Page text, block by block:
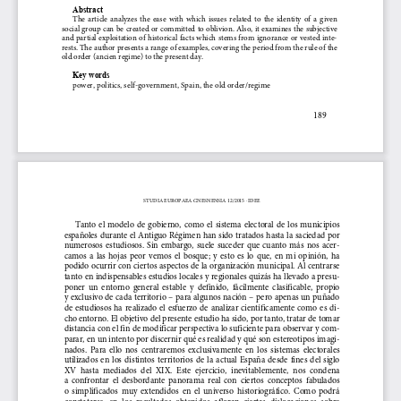
189
Abstract
The  article  analyzes  the  ease  with  which  issues  related  to  the  identity  of  a  given
social group can be created or committed to oblivion. Also, it examines the subjective
and partial exploitation of historical facts  which  stems  from  ignorance  or  vested  inte-
rests. The author presents a range of examples, covering the period from the rule of the
old order (ancien regime) to the present day.
Key words
power, politics, self-government, Spain, the old order/regime
STUDIA EUROPAEA GNESNENSIA 12/2015 · IDEE
Tanto  el  modelo  de  gobierno,  como  el
  sistema  electoral  de  los  municipios
españoles durante el Antiguo Régimen han sido tratados hasta la saciedad por
numerosos  estudiosos.  Sin  embargo,  suele  suceder  que  cuanto  más  nos  acer-
camos  a  las  hojas  peor  vemos  el  bosque;  y  esto  es  lo  que,  en  mi  opinión,  ha
podido ocurrir con ciertos aspectos de la organización municipal. Al centrarse
tanto en indispensables estudios locales y regionales quizás ha llevado a presu-
poner  un  entorno  general  estable  y  definido,  fácilmente  clasificable,  propio
y exclusivo de cada territorio – para algunos nación – pero apenas un puñado
de  estudiosos  ha  realizado  el  esfuerzo de  analizar  científicamente  como  es  di-
cho entorno. El objetivo del presente estudio ha sido, por tanto, tratar de tomar
distancia con el fin de modificar perspectiva lo suficiente para observar y com-
parar, en un intento por discernir qué es realidad y qué son estereotipos imagi-
nados.  Para  ello  nos  centraremos  exclusivamente  en  los  sistemas  electorales
utilizados  en  los  distintos  territorios  de
  la  actual  España  desde  fines  del  siglo
XV  hasta  mediados  del  XIX.  Este  ejercicio,  inevitablemente,  nos  condena
a  confrontar  el  desbordante  panorama  real  con  ciertos  conceptos  fabulados
o  simplificados  muy  extendidos  en  el  universo  historiográfico.  Como  podrá